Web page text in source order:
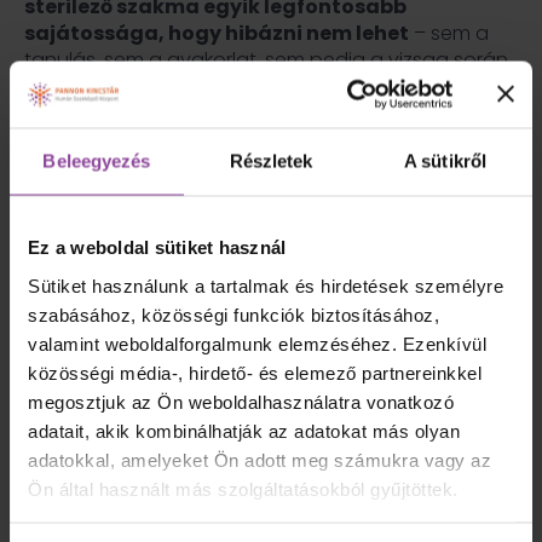
Beleegyezés Részletek A sütikről
Ez a weboldal sütiket használ
Sütiket használunk a tartalmak és hirdetések személyre
szabásához, közösségi funkciók biztosításához,
valamint weboldalforgalmunk elemzéséhez. Ezenkívül
közösségi média-, hirdető- és elemező partnereinkkel
megosztjuk az Ön weboldalhasználatra vonatkozó
adatait, akik kombinálhatják az adatokat más olyan
adatokkal, amelyeket Ön adott meg számukra vagy az
Ön által használt más szolgáltatásokból gyűjtöttek.
sterilező szakma egyik legfontosabb
sajátossága, hogy hibázni nem lehet – sem a
tanulás, sem a gyakorlat, sem pedig a vizsga során.
Éppen ezért a Pannon Kincstárbannem hagyunk
kérdéseket nyitva
: a képzés során minden
típusú vizsgafeladatra és szituációra, amivel
majd találkozhat.
A felkészülés nem csupán elméleti ismeretek
tanulókértsék az összefüggéseket, ismerjék a
folyamatokat és tudják,miért éppen úgy kell
eljárniuk, ahogy az elő van írva. Minden egyes
eszközcsomagolás, fertőtlenítési eljárás vagy
sterilitási ellenőrzés mögöttkonkrét
betegbiztonsági cél húzódik meg , amit a
hallgatók már a képzés során megtanulnak
tudatosan kezelni.